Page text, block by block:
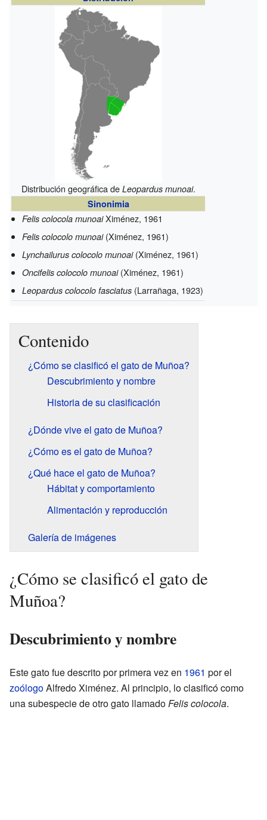
Distribución geográfica de Leopardus munoai.
Sinonimia
Felis colocola munoai Ximénez, 1961
Felis colocolo munoai (Ximénez, 1961)
Lynchailurus colocolo munoai (Ximénez, 1961)
Oncifelis colocolo munoai (Ximénez, 1961)
Leopardus colocolo fasciatus (Larrañaga, 1923)
Contenido
¿Cómo se clasificó el gato de Muñoa?
Descubrimiento y nombre
Historia de su clasificación
¿Dónde vive el gato de Muñoa?
¿Cómo es el gato de Muñoa?
¿Qué hace el gato de Muñoa?
Hábitat y comportamiento
Alimentación y reproducción
Galería de imágenes
¿Cómo se clasificó el gato de
Muñoa?
Descubrimiento y nombre
Este gato fue descrito por primera vez en 1961 por el
zoólogoAlfredo Ximénez. Al principio, lo clasificó como
una subespecie de otro gato llamadoFelis colocola.